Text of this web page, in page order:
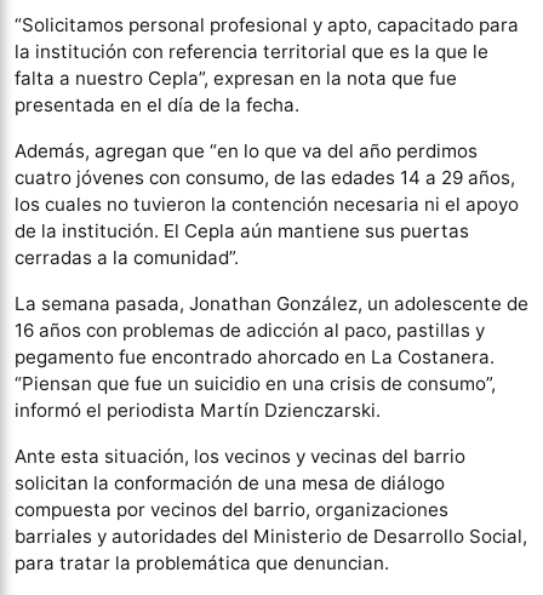
“Solicitamos personal profesional y apto, capacitado para
la institución con referencia territorial que es la que le
falta a nuestro Cepla”, expresan en la nota que fue
presentada en el día de la fecha.
Además, agregan que “en lo que va del año perdimos
cuatro jóvenes con consumo, de las edades 14 a 29 años,
los cuales no tuvieron la contención necesaria ni el apoyo
de la institución. El Cepla aún mantiene sus puertas
cerradas a la comunidad”.
La semana pasada, Jonathan González, un adolescente de
16 años con problemas de adicción al paco, pastillas y
pegamento fue encontrado ahorcado en La Costanera.
“Piensan que fue un suicidio en una crisis de consumo”,
informó el periodista Martín Dzienczarski.
Ante esta situación, los vecinos y vecinas del barrio
solicitan la conformación de una mesa de diálogo
compuesta por vecinos del barrio, organizaciones
barriales y autoridades del Ministerio de Desarrollo Social,
para tratar la problemática que denuncian.